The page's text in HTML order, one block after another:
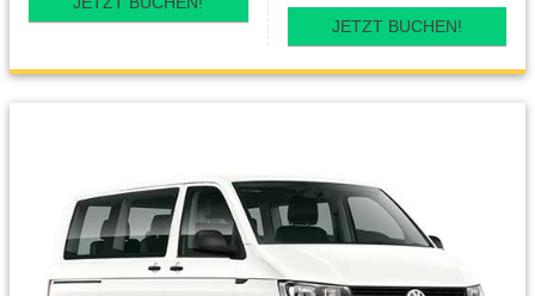
JETZT BUCHEN!